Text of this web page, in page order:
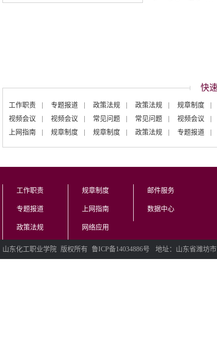
快
工作职责 | 专题报道 | 政策法规 | 政策法规 | 规章制度
|
视频会议
| 视频会议 | 常见问题 | 常见问题 | 视频会议
|
上网指南
| 规章制度 | 规章制度 | 政策法规 | 专题报道 |
工作职责
专题报道
政策法规
规章制度
上网指南
网络应用
邮件服务
数据中心
山东化工职业学院 版权所有 鲁ICP备14034886号 地址：山东省潍坊